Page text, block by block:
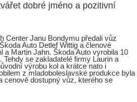
dobré jméno a pozitivní
Center Janu Bondymu předali vůz
Auto Detlef Wittig a členové
a Martin Jahn. Škoda Auto vyrobila 10
Tehdy se zakladatelé firmy Laurin a
výrobu kol a krátce nato i
z mladoboleslavské produkce byla
cenově dostupný vůz, kterého se